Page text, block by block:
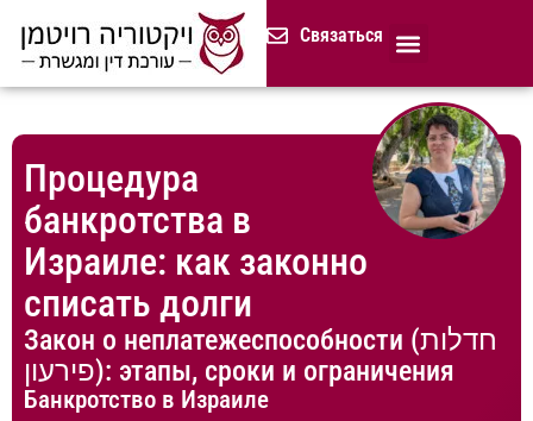
Связаться
Процедура
банкротства в
Израиле: как законно
списать долги
Закон о неплатежеспособности (חדלות
פירעון): этапы, сроки и ограничения
Банкротство в Израиле